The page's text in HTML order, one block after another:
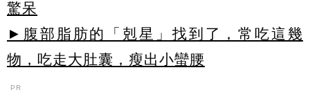
驚呆
►腹部脂肪的「剋星」找到了，常吃這幾
物，吃走大肚囊，瘦出小蠻腰
PR